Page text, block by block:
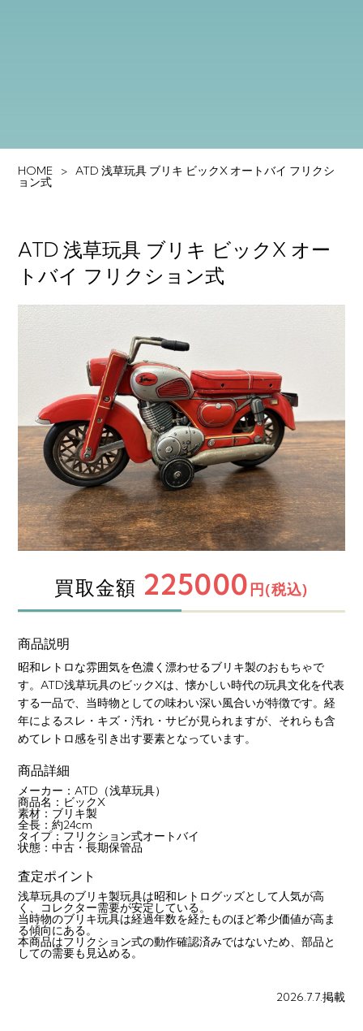
HOME ATD 浅草玩具 ブリキ ビックX オートバイ フリクシ
ョン式
ATD 浅草玩具 ブリキ ビックX オー
トバイ フリクション式
買取金額 225000 円(税込)
商品説明
昭和レトロな雰囲気を色濃く漂わせるブリキ製のおもちゃで
す。ATD浅草玩具のビックXは、懐かしい時代の玩具文化を代表
する一品で、当時物としての味わい深い風合いが特徴です。経
年によるスレ・キズ・汚れ・サビが見られますが、それらも含
めてレトロ感を引き出す要素となっています。
商品詳細
メーカー：ATD（浅草玩具）
商品名：ビックX
素材：ブリキ製
全長：約24cm
タイプ：フリクション式オートバイ
状態：中古・長期保管品
査定ポイント
浅草玩具のブリキ製玩具は昭和レトログッズとして人気が高
く、コレクター需要が安定している。
当時物のブリキ玩具は経過年数を経たものほど希少価値が高ま
る傾向にある。
本商品はフリクション式の動作確認済みではないため、部品と
しての需要も見込める。
2026.7.7.掲載